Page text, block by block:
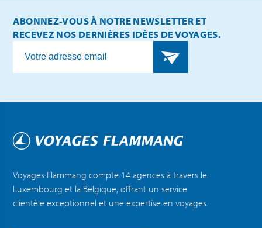
ABONNEZ-VOUS À NOTRE NEWSLETTER ET
RECEVEZ NOS DERNIÈRES IDÉES DE VOYAGES.
Voyages Flammang compte 14 agences à travers le
Luxembourg et la Belgique, offrant un service
clientèle exceptionnel et une expertise en voyages.